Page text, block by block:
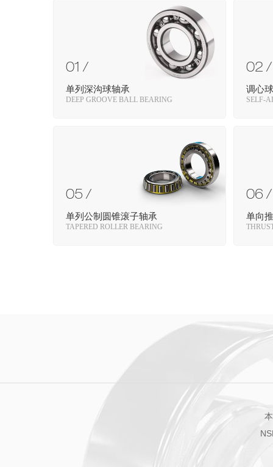
01 /
单列深沟球轴承
DEEP GROOVE BALL BEARING
02 /
调心
SELF-
05 /
单列公制圆锥滚子轴承
TAPERED ROLLER BEARING
06 /
单向